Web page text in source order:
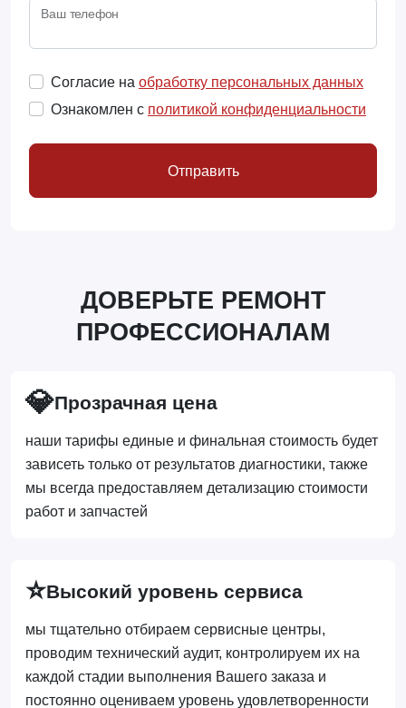
Ваш телефон
Согласие на обработку персональных данных
Ознакомлен с политикой конфиденциальности
Отправить
ДОВЕРЬТЕ РЕМОНТ
ПРОФЕССИОНАЛАМ
💎Прозрачная цена
наши тарифы единые и финальная стоимость будет
зависеть только от результатов диагностики, также
мы всегда предоставляем детализацию стоимости
работ и запчастей
⭐Высокий уровень сервиса
мы тщательно отбираем сервисные центры,
проводим технический аудит, контролируем их на
каждой стадии выполнения Вашего заказа и
постоянно оцениваем уровень удовлетворенности